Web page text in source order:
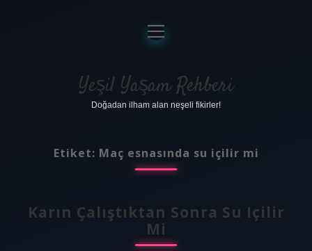
Anasayfa
Gizlilik Politikası
Yasal Uyarı
menüyü
aç
Yeşil Yaşam Rehberi
Doğadan ilham alan neşeli fikirler!
Etiket: Maç esnasında su içilir mi
Karın Çalıştıktan Sonra Su Içilir
Mi